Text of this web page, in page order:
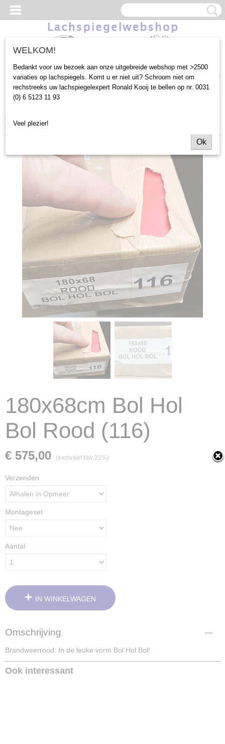
Inloggen Registreren
UW WINKELWAGEN
Geen producten
Hol Bol Rood (116)
180x68cm Bol Hol
Bol Rood (116)
€ 575,00 (exclusief btw 21%)
Verzenden
Montageset
Aantal
IN WINKELWAGEN
Omschrijving
Brandweerrood. In de leuke vorm Bol Hol Bol!
Ook interessant
WELKOM!
Bedankt voor uw bezoek aan onze uitgebreide webshop met >2500
variaties op lachspiegels. Komt u er niet uit? Schroom niet om
rechstreeks uw lachspiegelexpert Ronald Kooij te bellen op nr. 0031
(0) 6 5123 11 93
Veel plezier!
Ok